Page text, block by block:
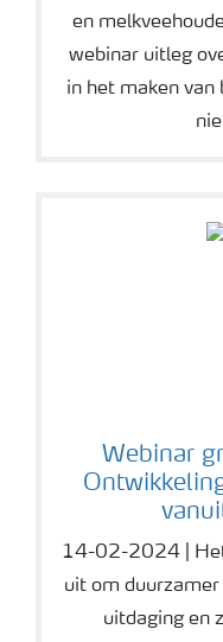
en
webinar uitleg
in het maken van
Webinar
14-02-2024 |
uit om
uitdaging en